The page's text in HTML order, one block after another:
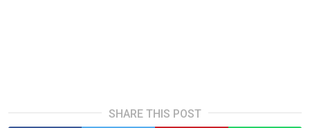
SHARE THIS POST